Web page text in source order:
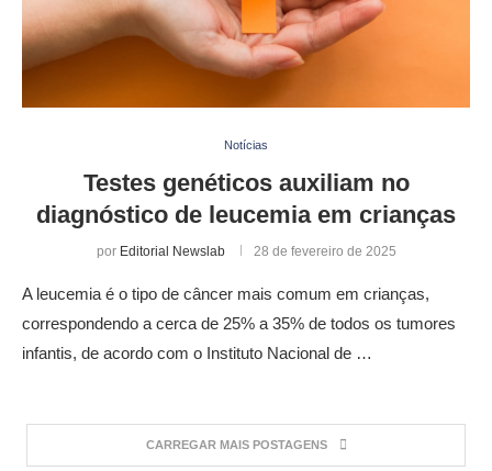
Notícias
Testes genéticos auxiliam no
diagnóstico de leucemia em crianças
por Editorial Newslab 28 de fevereiro de 2025
A leucemia é o tipo de câncer mais comum em crianças,
correspondendo a cerca de 25% a 35% de todos os tumores
infantis, de acordo com o Instituto Nacional de …
CARREGAR MAIS POSTAGENS